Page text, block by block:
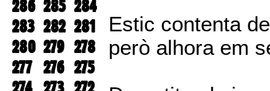
286 285 284
283 282 281
280 279 278
277 276 275
Estic contenta
però alhora em